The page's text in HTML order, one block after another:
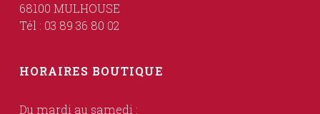
68100 MULHOUSE
Tél : 03 89 36 80 02
HORAIRES BOUTIQUE
Du mardi au samedi :